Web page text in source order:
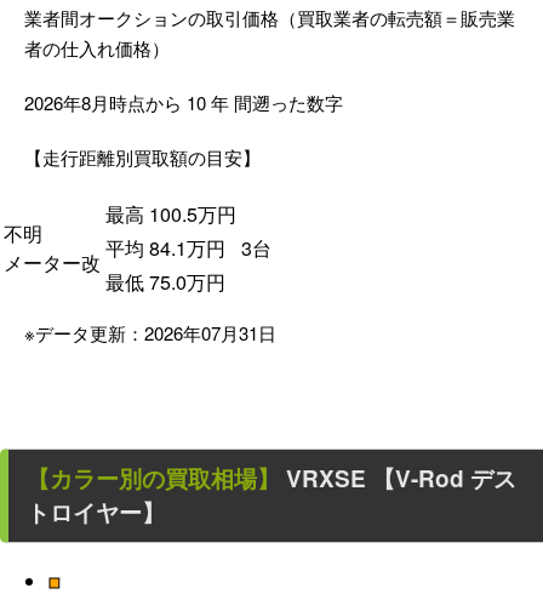
業者間オークションの取引価格（買取業者の転売額＝販売業
者の仕入れ価格）
2026年8月時点から 10年 間遡った数字
【走行距離別買取額の目安】
不明
メーター改
最高 100.5万円
3台
平均 84.1万円
最低75.0万円
※データ更新：2026年07月31日
【カラー別の買取相場】 VRXSE 【V-Rod デス
トロイヤー】
■